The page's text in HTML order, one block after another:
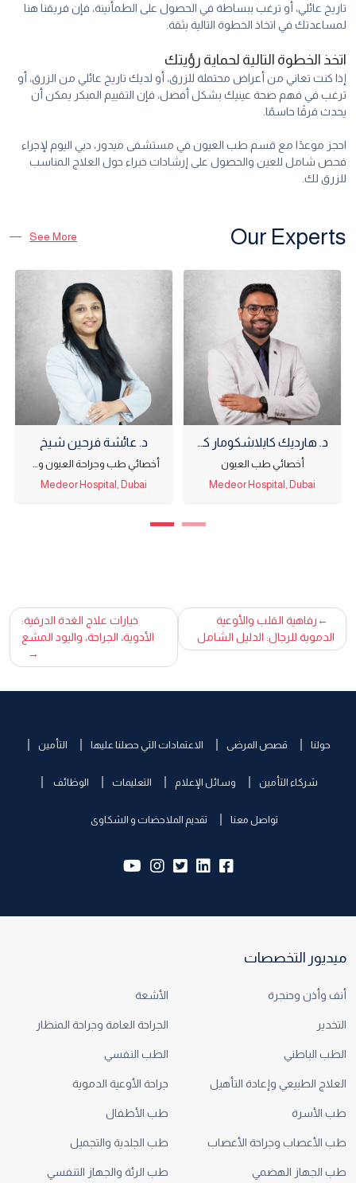
تاريخ عائلي، أو ترغب ببساطة في الحصول على الطمأنينة، فإن فريقنا هنا
لمساعدتك في اتخاذ الخطوة التالية بثقة.
اتخذ الخطوة التالية لحماية رؤيتك
إذا كنت تعاني من أعراض محتملة للزرق، أو لديك تاريخ عائلي من الزرق، أو
ترغب في فهم صحة عينيك بشكل أفضل، فإن التقييم المبكر يمكن أن
يحدث فرقًا حاسمًا.
احجز موعدًا مع قسم طب العيون في مستشفى ميدور، دبي اليوم لإجراء
فحص شامل للعين والحصول على إرشادات خبراء حول العلاج المناسب
للزرق لك.
Our Experts
See More
د. هارديك كايلاشكومار كالاريا
أخصائي طب العيون
Medeor Hospital, Dubai
د. عائشة فرحين شيخ
أخصائي طب وجراحة العيون وعيون الأطفال
Medeor Hospital, Dubai
تصفّح
المقالات
رفاهية القلب والأوعية
الدموية للرجال: الدليل الشامل
خيارات علاج الغدة الدرقية:
الأدوية، الجراحة، واليود المشع
حولنا قصص المرضى الاعتمادات التي حصلنا عليها التأمين
شركاء التأمين وسائل الإعلام التعليمات الوظائف
تواصل معنا تقديم الملاحضات و الشكاوى
fb:
lk:
tw:
insta:
yb:
ميديور التخصصات
أنف وأذن وحنجرة الأشعة
التخدير الجراحة العامة وجراحة المنظار
الطب الباطني الطب النفسي
العلاج الطبيعي وإعادة التأهيل جراحة الأوعية الدموية
طب الأسرة طب الأطفال
طب الأعصاب وجراحة الأعصاب طب الجلدية والتجميل
طب الجهاز الهضمي طب الرئة والجهاز التنفسي